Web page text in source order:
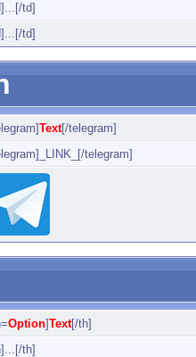
td]
td]
Text[/telegram]
telegram]
Option]Text[/th]
th]